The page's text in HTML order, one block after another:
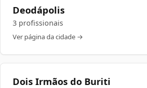
Deodápolis
3 profissionais
Ver página da cidade →
Dois Irmãos do Buriti